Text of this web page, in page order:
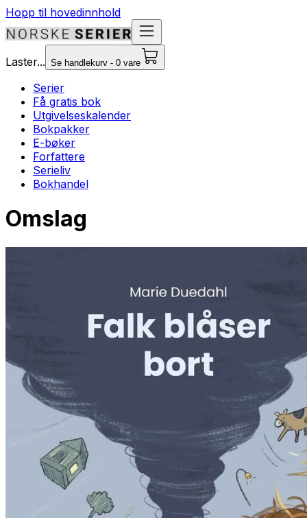
Hopp til hovedinnhold
Laster... Se handlekurv - 0 vare
Serier
Få gratis bok
Utgivelseskalender
Bokpakker
E-bøker
Forfattere
Serieliv
Bokhandel
Omslag